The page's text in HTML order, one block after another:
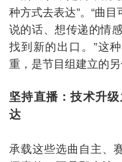
种方式去表达”。“曲
说的话、想传递的情
找到新的出口。”这
重，是节目组建立的另
坚持直播：技术升
达
承载这些选曲自主、